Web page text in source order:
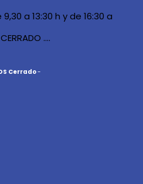
a 13:30 h y de 16:30 a
....
Cerrado-